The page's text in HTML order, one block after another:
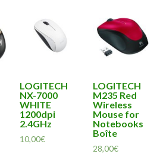
LOGITECH
NX-7000
WHITE
1200dpi
2.4GHz
10,00€
LOGITECH
M235 Red
Wireless
Mouse for
Notebooks
Boîte
28,00€